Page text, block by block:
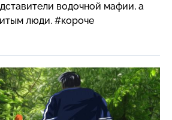
водочной мафии, а
люди. #короче